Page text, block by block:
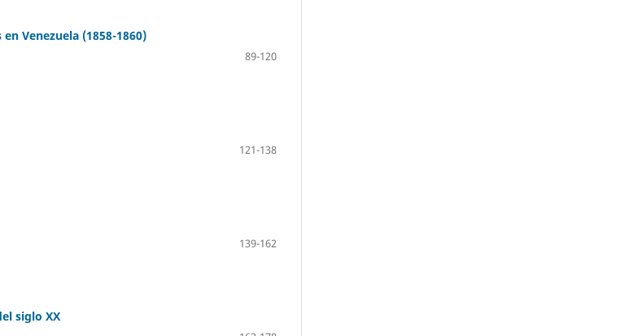
Venezuela (1858-1860)
89-120
121-138
139-162
siglo XX